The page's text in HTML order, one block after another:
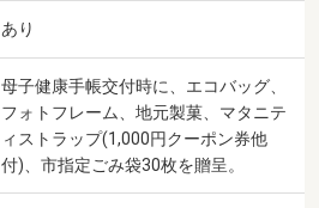
あり
母子健康手帳交付時に、エコバッグ、
フォトフレーム、地元製菓、マタニテ
ィストラップ(1,000円クーポン券他
付)、市指定ごみ袋30枚を贈呈。